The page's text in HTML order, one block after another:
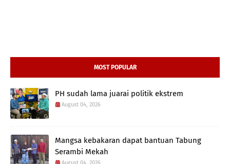
MOST POPULAR
PH sudah lama juarai politik ekstrem
August 04, 2026
Mangsa kebakaran dapat bantuan Tabung
Serambi Mekah
August 04, 2026